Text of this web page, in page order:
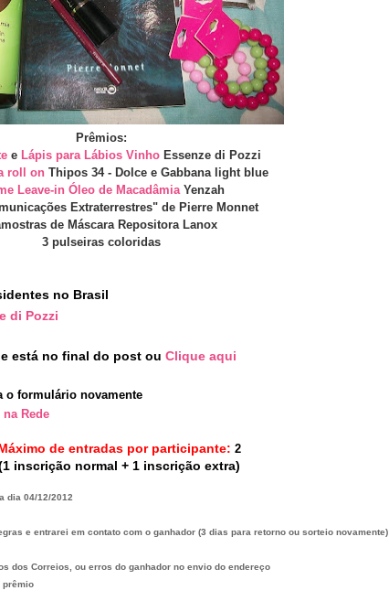
Prêmios:
e Lápis para Lábios Vinho Essenze di Pozzi
roll onThipos 34 - Dolce e Gabbana light blue
Leave-in Óleo de MacadâmiaYenzah
Extraterrestres" de Pierre Monnet
de Máscara Repositora Lanox
3 pulseiras coloridas
no Brasil
di Pozzi
está no final do post ou Clique aqui
o formulário novamente
Rede
de entradas por participante: 2
inscrição normal + 1 inscrição extra)
dia 04/12/2012
e entrarei em contato com o ganhador (3 dias para retorno ou sorteio novamente)
dos Correios, ou erros do ganhador no envio do endereço
prêmio